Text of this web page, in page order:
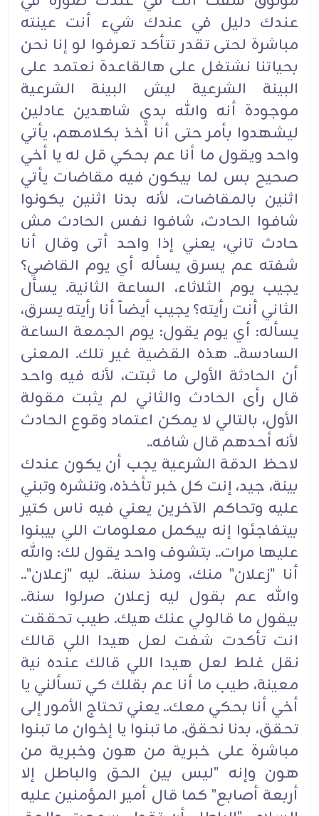
عندك دليل في عندك شيء أنت عينته
مباشرة لحتى تقدر تتأكد تعرفوا لو إنا نحن
بحياتنا نشتغل على هالقاعدة نعتمد على
البينة الشرعية ليش البينة الشرعية
موجودة أنه والله بدي شاهدين عادلين
ليشهدوا بأمر حتى أنا أخذ بكلامهم، يأتي
واحد ويقول ما أنا عم بحكي قل له يا أخي
صحيح بس لما بيكون فيه مقاضات يأتي
اثنين بالمقاضات، لأنه بدنا اثنين يكونوا
شافوا الحادث، شافوا نفس الحادث مش
حادث تاني، يعني إذا واحد أتى وقال أنا
شفته عم يسرق يسأله أي يوم القاضي؟
يجيب يوم الثلاثاء، الساعة الثانية. يسأل
الثاني أنت رأيته؟ يجيب أيضاً أنا رأيته يسرق،
يسأله: أي يوم يقول: يوم الجمعة الساعة
السادسة.. هذه القضية غير تلك. المعنى
أن الحادثة الأولى ما ثبتت، لأنه فيه واحد
قال رأى الحادث والثاني لم يثبت مقولة
الأول، بالتالي لا يمكن اعتماد وقوع الحادث
لأنه أحدهم قال شافه..
لاحظ الدقة الشرعية يجب أن يكون عندك
بينة، جيد، إنت كل خبر تأخذه، وتنشره وتبني
عليه وتحاكم الآخرين يعني فيه ناس كتير
بيتفاجئوا إنه بيكمل معلومات اللي بيبنوا
عليها مرات.. بتشوف واحد يقول لك: والله
أنا "زعلان" منك، ومنذ سنة.. ليه "زعلان"..
والله عم بقول ليه زعلان صرلوا سنة..
بيقول ما قالولي عنك هيك. طيب تحققت
انت تأكدت شفت لعل هيدا اللي قالك
نقل غلط لعل هيدا اللي قالك عنده نية
معينة، طيب ما أنا عم بقلك كي تسألني يا
أخي أنا بحكي معك.. يعني تحتاج الأمور إلى
تحقق، بدنا نحقق. ما تبنوا يا إخوان ما تبنوا
مباشرة على خبرية من هون وخبرية من
هون وإنه "ليس بين الحق والباطل إلا
أربعة أصابع" كما قال أمير المؤمنين عليه